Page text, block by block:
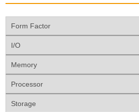
Form Factor
I/O
Memory
Processor
Storage